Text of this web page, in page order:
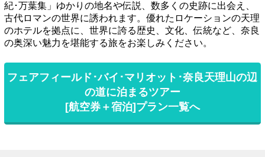
紀･万葉集」ゆかりの地名や伝説、数多くの史跡に出会え、
古代ロマンの世界に誘われます。優れたロケーションの天理
のホテルを拠点に、世界に誇る歴史、文化、伝統など、奈良
の奥深い魅力を堪能する旅をお楽しみください。
フェアフィールド･バイ･マリオット･奈良天理山の辺
の道に泊まるツアー
[航空券＋宿泊]プラン一覧へ